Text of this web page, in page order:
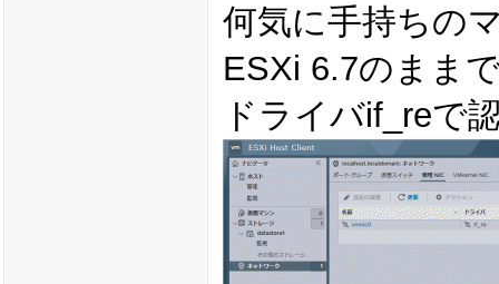
何気に手持ちの
ESXi 6.7のまま
ドライバif_reで